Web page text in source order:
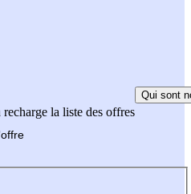
la liste des offres
Qui sont